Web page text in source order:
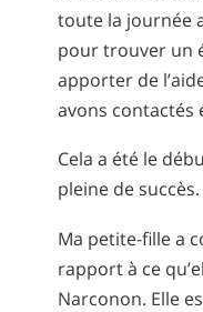
toute la journée
pour trouver un
apporter de
avons contactés
Cela a été le
pleine de succès.
Ma petite-fille a
rapport à ce
Narconon. Elle